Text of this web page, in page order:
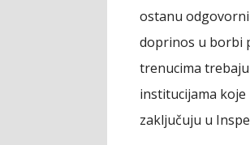
ostanu
doprinos u borbi
trenucima
institucijama
zaključuju u